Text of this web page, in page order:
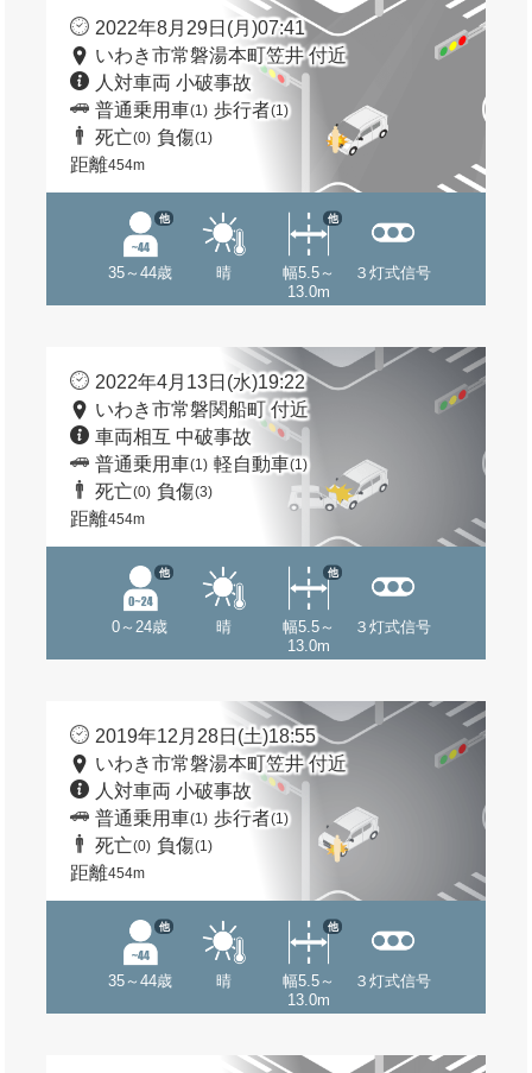
2022年8月29日(月)07:41
いわき市常磐湯本町笠井 付近
人対車両 小破事故
普通乗用車(1) 歩行者(1)
死亡(0) 負傷(1)
距離454m
35～44歳
他
晴
幅5.5～
13.0m
他
３灯式信号
2022年4月13日(水)19:22
いわき市常磐関船町 付近
車両相互 中破事故
普通乗用車(1) 軽自動車(1)
死亡(0) 負傷(3)
距離454m
0～24歳
他
晴
幅5.5～
13.0m
他
３灯式信号
2019年12月28日(土)18:55
いわき市常磐湯本町笠井 付近
人対車両 小破事故
普通乗用車(1) 歩行者(1)
死亡(0) 負傷(1)
距離454m
35～44歳
他
晴
幅5.5～
13.0m
他
３灯式信号